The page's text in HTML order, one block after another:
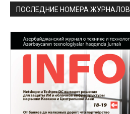
ПОСЛЕДНИЕ НОМЕРА ЖУРНАЛОВ